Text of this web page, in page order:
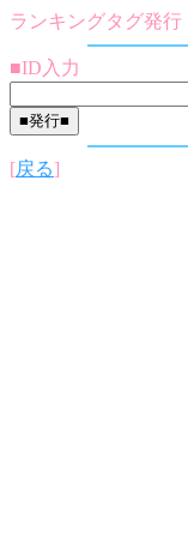
ランキングタグ発行
■ID入力
[戻る]